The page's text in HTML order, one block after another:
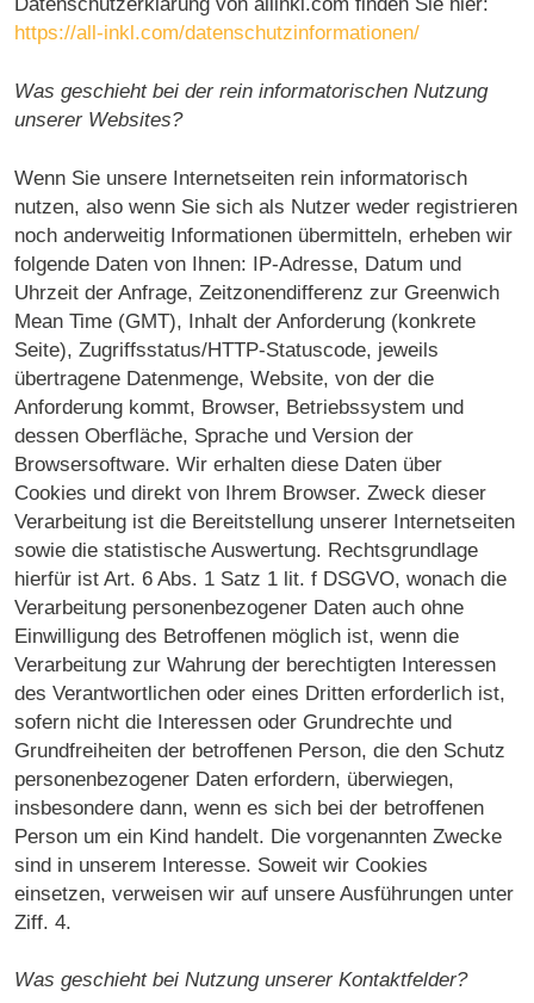
Datenschutzerklärung von allinkl.com finden Sie hier:
https://all-inkl.com/datenschutzinformationen/
Was geschieht bei der rein informatorischen Nutzung
unserer Websites?
Wenn Sie unsere Internetseiten rein informatorisch
nutzen, also wenn Sie sich als Nutzer weder registrieren
noch anderweitig Informationen übermitteln, erheben wir
folgende Daten von Ihnen: IP-Adresse, Datum und
Uhrzeit der Anfrage, Zeitzonendifferenz zur Greenwich
Mean Time (GMT), Inhalt der Anforderung (konkrete
Seite), Zugriffsstatus/HTTP-Statuscode, jeweils
übertragene Datenmenge, Website, von der die
Anforderung kommt, Browser, Betriebssystem und
dessen Oberfläche, Sprache und Version der
Browsersoftware. Wir erhalten diese Daten über
Cookies und direkt von Ihrem Browser. Zweck dieser
Verarbeitung ist die Bereitstellung unserer Internetseiten
sowie die statistische Auswertung. Rechtsgrundlage
hierfür ist Art. 6 Abs. 1 Satz 1 lit. f DSGVO, wonach die
Verarbeitung personenbezogener Daten auch ohne
Einwilligung des Betroffenen möglich ist, wenn die
Verarbeitung zur Wahrung der berechtigten Interessen
des Verantwortlichen oder eines Dritten erforderlich ist,
sofern nicht die Interessen oder Grundrechte und
Grundfreiheiten der betroffenen Person, die den Schutz
personenbezogener Daten erfordern, überwiegen,
insbesondere dann, wenn es sich bei der betroffenen
Person um ein Kind handelt. Die vorgenannten Zwecke
sind in unserem Interesse. Soweit wir Cookies
einsetzen, verweisen wir auf unsere Ausführungen unter
Ziff. 4.
Was geschieht bei Nutzung unserer Kontaktfelder?